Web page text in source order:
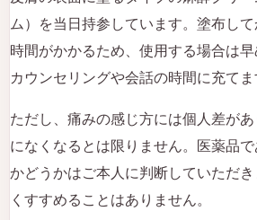
ム）を当日持参しています。塗布し
時間がかかるため、使用する場合は
カウンセリングや会話の時間に充てま
ただし、痛みの感じ方には個人差が
になくなるとは限りません。医薬品
かどうかはご本人に判断していただ
くすすめることはありません。